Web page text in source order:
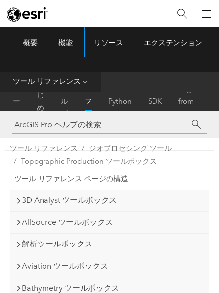
ArcGIS Pro Menu
概要 機能 リソース エクステンション
ツール リファレンス
ー
ム
は
じ
め
に
ル
プ
フ
ァ
レ
ン
ス
Python SDK
from
ArcMap
ツール リファレンス
ジオプロセシング ツール
Topographic Production ツールボックス
ツール リファレンス ページの構造
3D Analyst ツールボックス
AllSource ツールボックス
解析ツールボックス
Aviation ツールボックス
Bathymetry ツールボックス